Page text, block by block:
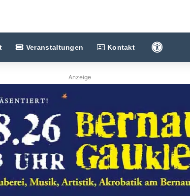
Veranstaltungen Kontakt
Anzeige